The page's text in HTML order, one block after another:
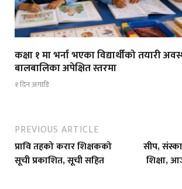
कक्षा १ मा भर्ना भएका विद्यार्थीको तयारी
बालबालिका अपेक्षित स्तरमा
१ दिन अगाडि
PREVIOUS ARTICLE
प्रावि तहको करार शिक्षकको
सूची प्रकाशित, सूची सहित
सीप,
शिक्षा,